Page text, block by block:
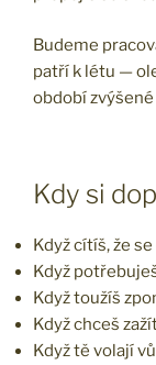
Budeme
patří k létu —
období
Kdy si
Když cítíš, že
Když
Když toužíš
Když chceš
Když tě volají